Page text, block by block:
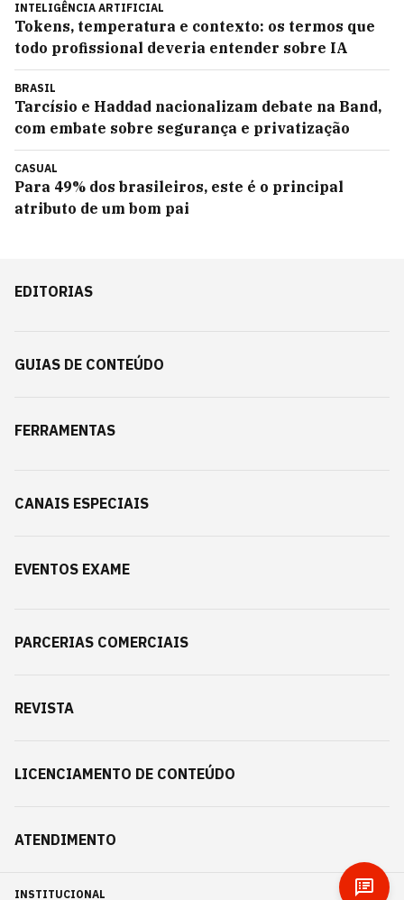
INTELIGÊNCIA ARTIFICIAL
Tokens, temperatura e contexto: os termos que
todo profissional deveria entender sobre IA
BRASIL
Tarcísio e Haddad nacionalizam debate na Band,
com embate sobre segurança e privatização
CASUAL
Para 49% dos brasileiros, este é o principal
atributo de um bom pai
EDITORIAS
GUIAS DE CONTEÚDO
FERRAMENTAS
CANAIS ESPECIAIS
EVENTOS EXAME
PARCERIAS COMERCIAIS
REVISTA
LICENCIAMENTO DE CONTEÚDO
ATENDIMENTO
INSTITUCIONAL